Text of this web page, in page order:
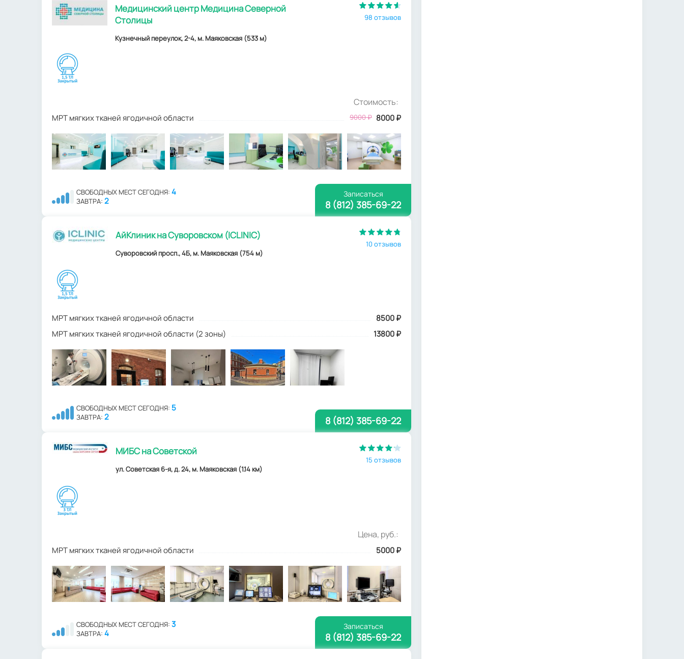
Медицинский центр Медицина Северной
Столицы
Кузнечный переулок, 2-4, м. Маяковская (533 м)
98 отзывов
Стоимость:
МРТ мягких тканей ягодичной области 9000₽ 8000₽
СВОБОДНЫХ МЕСТ СЕГОДНЯ: 4
ЗАВТРА: 2
Записаться
8 (812) 385-69-22
АйКлиник на Суворовском (ICLINIC)
Суворовский просп., 4Б, м. Маяковская (754 м)
10 отзывов
МРТ мягких тканей ягодичной области 8500₽
МРТ мягких тканей ягодичной области (2 зоны)
13800 ₽
СВОБОДНЫХ МЕСТ СЕГОДНЯ: 5
ЗАВТРА: 2 8 (812) 385-69-22
МИБС на Советской
ул. Советская 6-я, д. 24, м. Маяковская (1.14 км)
15 отзывов
Цена, руб.:
МРТ мягких тканей ягодичной области 5000₽
СВОБОДНЫХ МЕСТ СЕГОДНЯ: 3
ЗАВТРА: 4
Записаться
8 (812) 385-69-22